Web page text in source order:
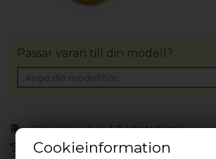
Cookieinformation
Finns i lager(Lev. 1-3 arbetsdagar)
30 dagars returrätt
Passar varan till din modell?